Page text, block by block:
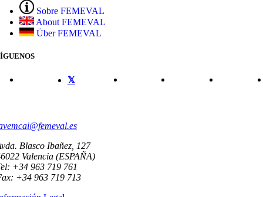
Sobre FEMEVAL
About FEMEVAL
Über FEMEVAL
Blasco Ibañez, 127
Valencia (ESPAÑA)
+34 963 719 761
+34 963 719 713